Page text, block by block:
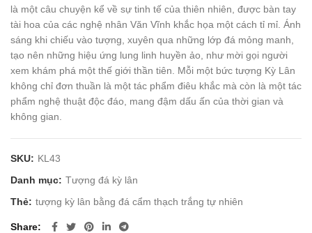
là một câu chuyện kể về sự tinh tế của thiên nhiên, được bàn tay
tài hoa của các nghệ nhân Văn Vĩnh khắc họa một cách tỉ mỉ. Ánh
sáng khi chiếu vào tượng, xuyên qua những lớp đá mỏng manh,
tạo nên những hiệu ứng lung linh huyền ảo, như mời gọi người
xem khám phá một thế giới thần tiên. Mỗi một bức tượng Kỳ Lân
không chỉ đơn thuần là một tác phẩm điêu khắc mà còn là một tác
phẩm nghệ thuật độc đáo, mang đậm dấu ấn của thời gian và
không gian.
SKU: KL43
Danh mục: Tượng đá kỳ lân
Thẻ: tượng kỳ lân bằng đá cẩm thạch trắng tự nhiên
Share